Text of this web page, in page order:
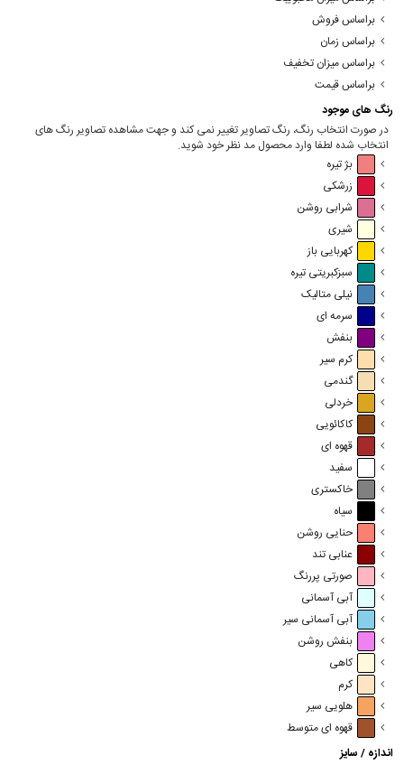
براساس فروش
براساس زمان
براساس میزان تخفیف
براساس قیمت
رنگ های موجود
در صورت انتخاب رنگ، رنگ تصاویر تغییر نمی کند و جهت مشاهده تصاویر رنگ های
انتخاب شده لطفا وارد محصول مد نظر خود شوید.
بژ تیره
زرشکی
شرابی روشن
شیری
کهربایی باز
سبزکبریتی تیره
نیلی متالیک
سرمه ای
بنفش
کرم سیر
گندمی
خردلی
کاکائویی
قهوه ای
سفید
خاکستری
سیاه
حنایی روشن
عنابی تند
صورتی پررنگ
آبی آسمانی
آبی آسمانی سیر
بنفش روشن
کاهی
کرم
هلویی سیر
قهوه ای متوسط
اندازه / سایز